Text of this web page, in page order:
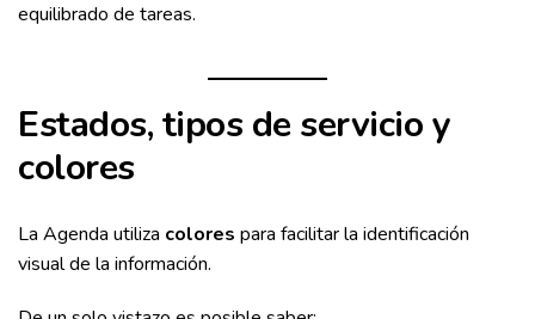
equilibrado de tareas.
Estados, tipos de servicio y
colores
La Agenda utiliza colores para facilitar la identificación
visual de la información.